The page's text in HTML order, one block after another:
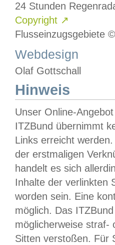
24 Stunden
Copyright ↗
Flusseinzugsgebiete
Webdesign
Olaf Gottschall
Hinweis
Unser Online-
ITZBund übernimmt
Links erreicht
der erstmaligen
handelt es sich
Inhalte der verlinkten
worden sein. Eine
möglich. Das
möglicherweise straf-
Sitten verstoßen. Für